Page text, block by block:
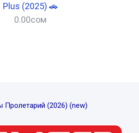
Plus (2025) 🚗
0.00сом
Пролетарий (2026) (new)